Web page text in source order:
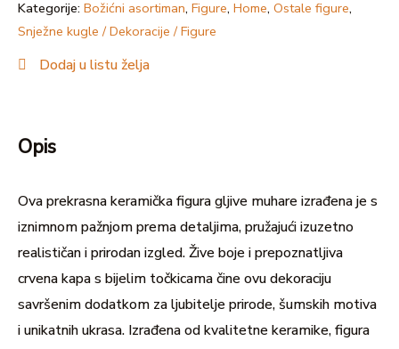
Kategorije: Božićni asortiman, Figure, Home, Ostale figure,
Snježne kugle / Dekoracije / Figure
Dodaj u listu želja
Opis
Ova prekrasna keramička figura gljive muhare izrađena je s
iznimnom pažnjom prema detaljima, pružajući izuzetno
realističan i prirodan izgled. Žive boje i prepoznatljiva
crvena kapa s bijelim točkicama čine ovu dekoraciju
savršenim dodatkom za ljubitelje prirode, šumskih motiva
i unikatnih ukrasa. Izrađena od kvalitetne keramike, figura